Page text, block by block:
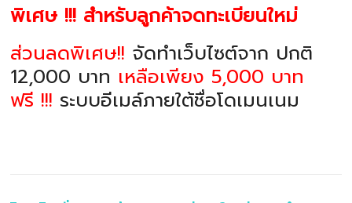
พิเศษ !!! สำหรับลูกค้าจดทะเบียนใหม่
ส่วนลดพิเศษ!! จัดทำเว็บไซต์จาก ปกติ
12,000 บาท เหลือเพียง 5,000 บาท
ฟรี !!! ระบบอีเมล์ภายใต้ชื่อโดเมนเนม